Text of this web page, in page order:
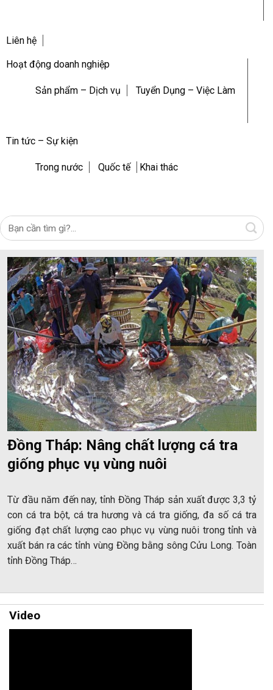
Liên hệ
Hoạt động doanh nghiệp
Sản phẩm – Dịch vụ Tuyển Dụng – Việc Làm
Tin tức – Sự kiện
Trong nước Quốc tế Khai thác
Đồng Tháp: Nâng chất lượng cá tra
giống phục vụ vùng nuôi
Từ đầu năm đến nay, tỉnh Đồng Tháp sản xuất được 3,3 tỷ
con cá tra bột, cá tra hương và cá tra giống, đa số cá tra
giống đạt chất lượng cao phục vụ vùng nuôi trong tỉnh và
xuất bán ra các tỉnh vùng Đồng bằng sông Cửu Long. Toàn
tỉnh Đồng Tháp…
Video